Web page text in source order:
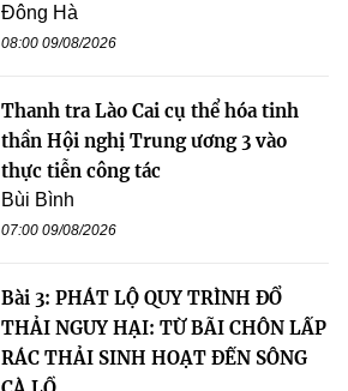
Đông Hà
08:00 09/08/2026
Thanh tra Lào Cai cụ thể hóa tinh
thần Hội nghị Trung ương 3 vào
thực tiễn công tác
Bùi Bình
07:00 09/08/2026
Bài 3: PHÁT LỘ QUY TRÌNH ĐỔ
THẢI NGUY HẠI: TỪ BÃI CHÔN LẤP
RÁC THẢI SINH HOẠT ĐẾN SÔNG